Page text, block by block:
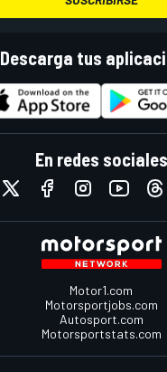
Descarga tus
En redes sociales
Motor1.com
Motorsportjobs.com
Autosport.com
Motorsportstats.com